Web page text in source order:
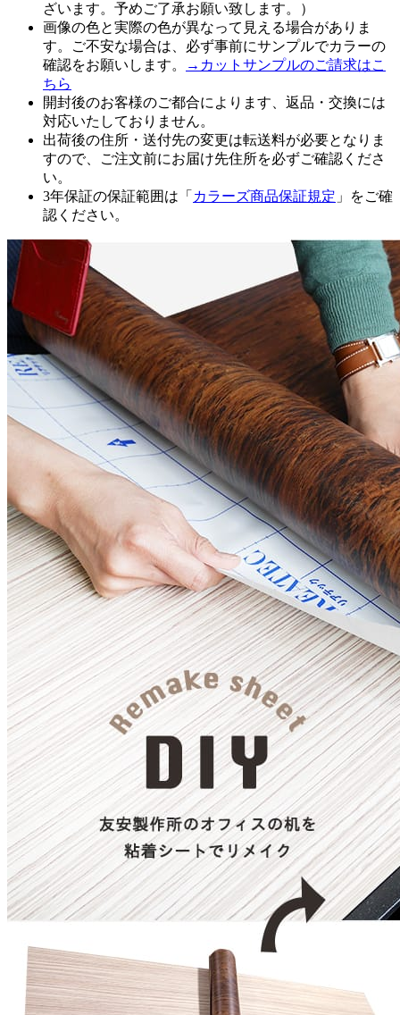
ざいます。予めご了承お願い致します。）
画像の色と実際の色が異なって見える場合がありま
す。ご不安な場合は、必ず事前にサンプルでカラーの
確認をお願いします。
→カットサンプルのご請求はこ
ちら
開封後のお客様のご都合によります、返品・交換には
対応いたしておりません。
出荷後の住所・送付先の変更は転送料が必要となりま
すので、ご注文前にお届け先住所を必ずご確認くださ
い。
3年保証の保証範囲は「 カラーズ商品保証規定 」をご確
認ください。